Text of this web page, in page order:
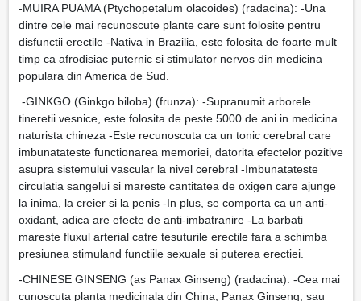
-MUIRA PUAMA (Ptychopetalum olacoides) (radacina): -Una
dintre cele mai recunoscute plante care sunt folosite pentru
disfunctii erectile -Nativa in Brazilia, este folosita de foarte mult
timp ca afrodisiac puternic si stimulator nervos din medicina
populara din America de Sud.
-GINKGO (Ginkgo biloba) (frunza): -Supranumit arborele
tineretii vesnice, este folosita de peste 5000 de ani in medicina
naturista chineza -Este recunoscuta ca un tonic cerebral care
imbunatateste functionarea memoriei, datorita efectelor pozitive
asupra sistemului vascular la nivel cerebral -Imbunatateste
circulatia sangelui si mareste cantitatea de oxigen care ajunge
la inima, la creier si la penis -In plus, se comporta ca un anti-
oxidant, adica are efecte de anti-imbatranire -La barbati
mareste fluxul arterial catre tesuturile erectile fara a schimba
presiunea stimuland functiile sexuale si puterea erectiei.
-CHINESE GINSENG (as Panax Ginseng) (radacina): -Cea mai
cunoscuta planta medicinala din China, Panax Ginseng, sau